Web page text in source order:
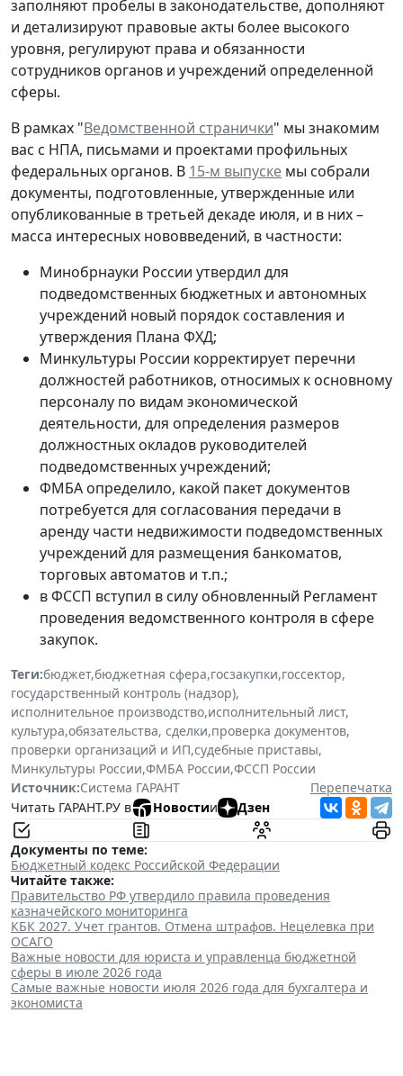
заполняют пробелы в законодательстве, дополняют
и детализируют правовые акты более высокого
уровня, регулируют права и обязанности
сотрудников органов и учреждений определенной
сферы.
В рамках "Ведомственной странички" мы знакомим
вас с НПА, письмами и проектами профильных
федеральных органов. В 15-м выпуске мы собрали
документы, подготовленные, утвержденные или
опубликованные в третьей декаде июля, и в них –
масса интересных нововведений, в частности:
Минобрнауки России утвердил для
подведомственных бюджетных и автономных
учреждений новый порядок составления и
утверждения Плана ФХД;
Минкультуры России корректирует перечни
должностей работников, относимых к основному
персоналу по видам экономической
деятельности, для определения размеров
должностных окладов руководителей
подведомственных учреждений;
ФМБА определило, какой пакет документов
потребуется для согласования передачи в
аренду части недвижимости подведомственных
учреждений для размещения банкоматов,
торговых автоматов и т.п.;
в ФССП вступил в силу обновленный Регламент
проведения ведомственного контроля в сфере
закупок.
Теги:бюджет,бюджетная сфера,госзакупки,госсектор,
государственный контроль (надзор),
исполнительное производство,исполнительный лист,
культура,обязательства, сделки,проверка документов,
проверки организаций и ИП,судебные приставы,
Минкультуры России,ФМБА России,ФССП России
Источник:Система ГАРАНТ
Перепечатка
Читать ГАРАНТ.РУ в
Новостии Дзен
Документы по теме:
Бюджетный кодекс Российской Федерации
Читайте также:
Правительство РФ утвердило правила проведения
казначейского мониторинга
КБК 2027. Учет грантов. Отмена штрафов. Нецелевка при
ОСАГО
Важные новости для юриста и управленца бюджетной
сферы в июле 2026 года
Самые важные новости июля 2026 года для бухгалтера и
экономиста